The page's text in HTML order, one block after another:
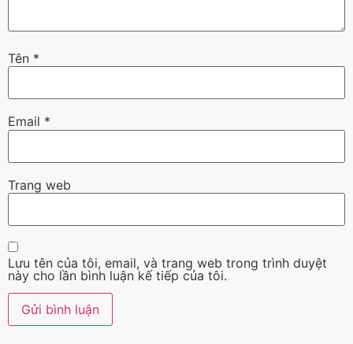
Tên *
Email *
Trang web
Lưu tên của tôi, email, và trang web trong trình duyệt
này cho lần bình luận kế tiếp của tôi.